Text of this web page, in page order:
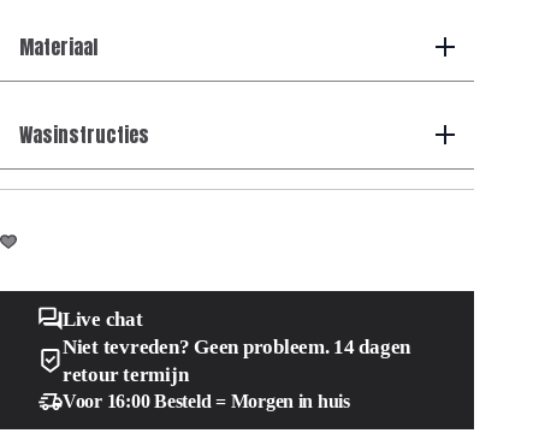
Materiaal
Wasinstructies
Live chat
Niet tevreden? Geen probleem. 14 dagen
retour termijn
Voor 16:00 Besteld = Morgen in huis